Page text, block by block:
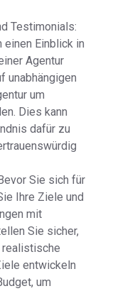
Testimonials:
einen Einblick in
Agentur
unabhängigen
um
Dies kann
dafür zu
Sie sich für
Ihre Ziele und
mit
Sie sicher,
entwickeln
um